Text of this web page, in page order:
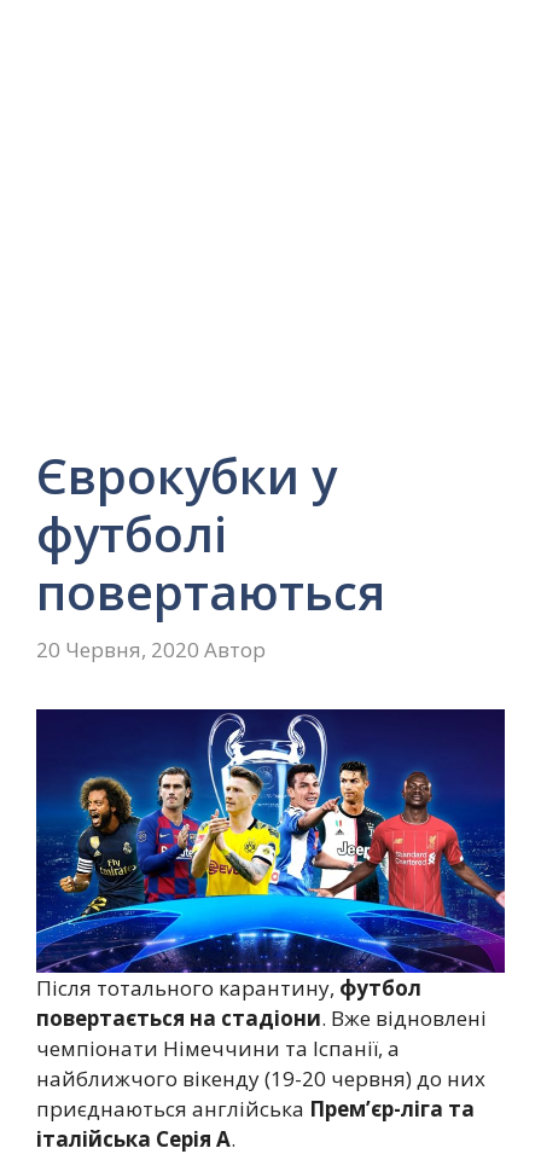
Єврокубки у
футболі
повертаються
20 Червня, 2020 Автор
Після тотального карантину, футбол
повертається на стадіони. Вже відновлені
чемпіонати Німеччини та Іспанії, а
найближчого вікенду (19-20 червня) до них
приєднаються англійська Прем’єр-ліга та
італійська Серія А.